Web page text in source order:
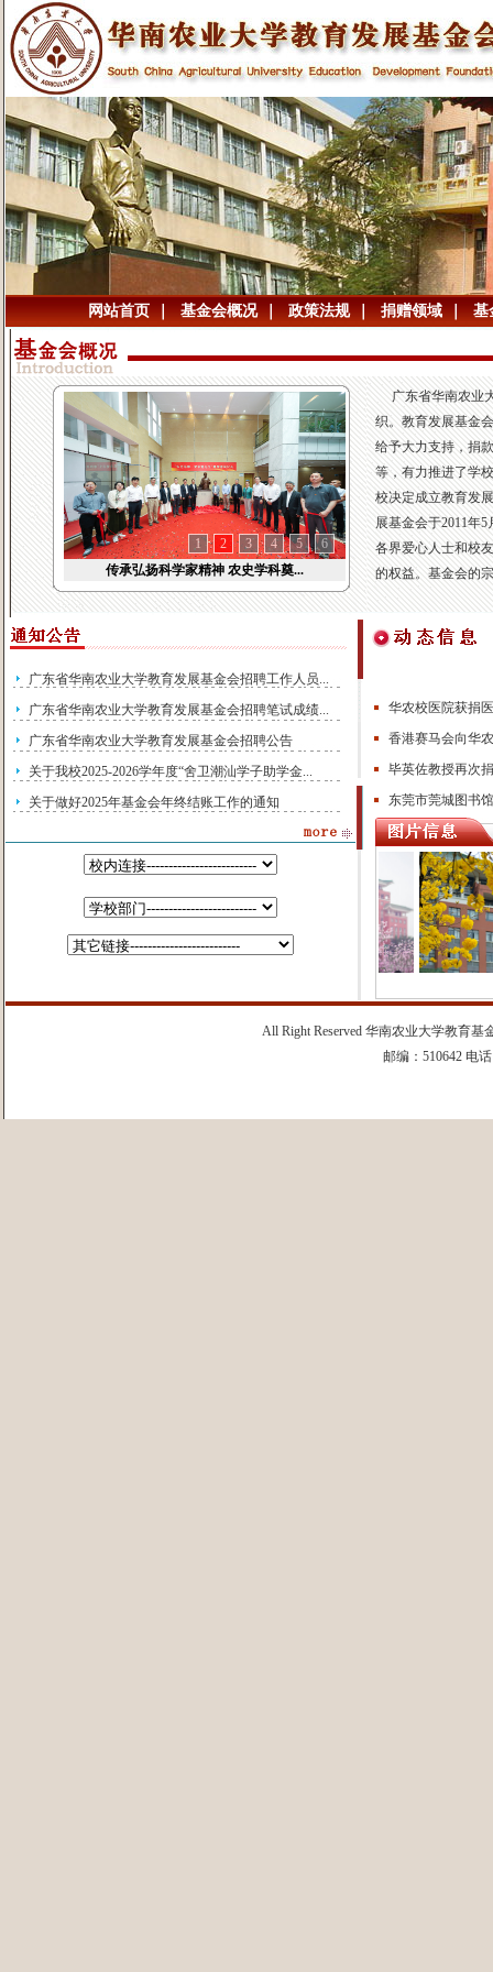
网站首页 ｜ 基金会概况 ｜ 政策法规 ｜ 捐赠领域 ｜ 基
1 2 3 4 5
6
传承弘扬科学家精神 农史学科奠...
广东省华南农业
织。教育发展基金
给予大力支持，捐
等，有力推进了学
校决定成立教育发
展基金会于2011年
各界爱心人士和校
的权益。基金会的
广东省华南农业大学教育发展基金会招聘工作人员...
广东省华南农业大学教育发展基金会招聘笔试成绩...
广东省华南农业大学教育发展基金会招聘公告
关于我校2025-2026学年度“舍卫潮汕学子助学金...
关于做好2025年基金会年终结账工作的通知
华农校医院获捐
香港赛马会向华
毕英佐教授再次
东莞市莞城图书
All Right Reserved 华南农业大学教育
邮编：510642 电